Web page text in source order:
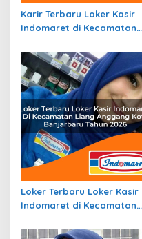
Karir Terbaru Loker Kasir
Indomaret di Kecamatan
Halmahera Selatan Tahun
2026
Loker Terbaru Loker Kasir
Indomaret di Kecamatan
Banjarbaru Tahun 2026